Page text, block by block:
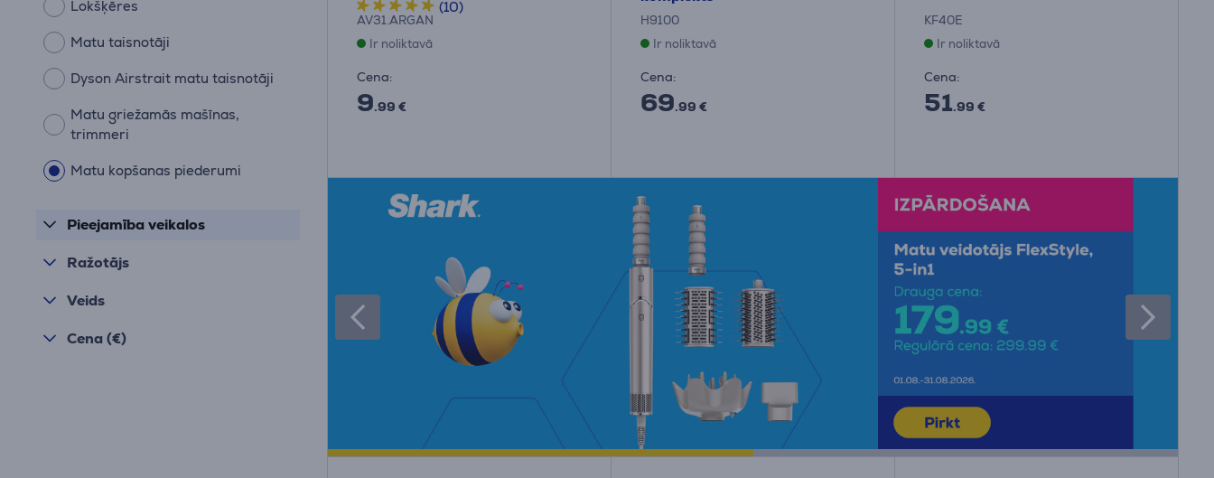
Lokšķēres
Matu taisnotāji
Dyson Airstrait matu taisnotāji
Matu griežamās mašīnas,
trimmeri
Matu kopšanas piederumi
Pieejamība veikalos
Ražotājs
Veids
Cena (€)
(10)
AV31.ARGAN
Ir noliktavā
Cena:
9.99 €
H9100
Ir noliktavā
Cena:
69.99 €
KF40E
Ir noliktavā
Cena:
51.99 €